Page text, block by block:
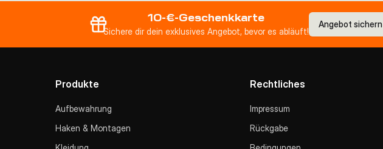
10-€-Geschenkkarte
Sichere dir dein exklusives Angebot, bevor es abläuft!
Angebot sichern
Produkte
Aufbewahrung
Haken & Montagen
Rechtliches
Impressum
Rückgabe